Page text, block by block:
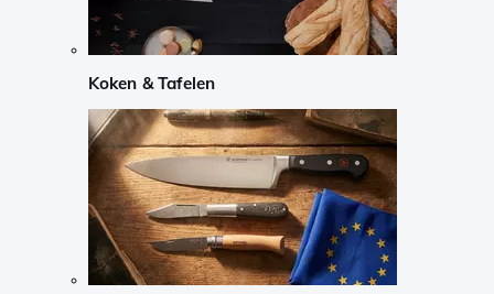
Koken & Tafelen